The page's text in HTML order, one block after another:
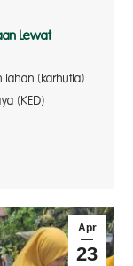
Lewat
(karhutla)
(KED)
Apr
23